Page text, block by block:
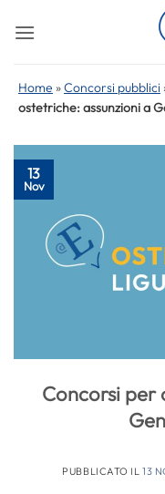
Home »Concorsi pubblici
ostetriche: assunzioni a
13
Nov
Concorsi per
PUBBLICATO IL13